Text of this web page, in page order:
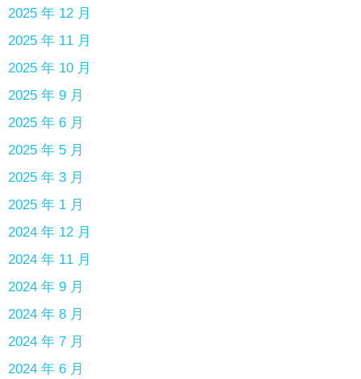
2025 年 12 月
2025 年 11 月
2025 年 10 月
2025 年 9 月
2025 年 6 月
2025 年 5 月
2025 年 3 月
2025 年 1 月
2024 年 12 月
2024 年 11 月
2024 年 9 月
2024 年 8 月
2024 年 7 月
2024 年 6 月